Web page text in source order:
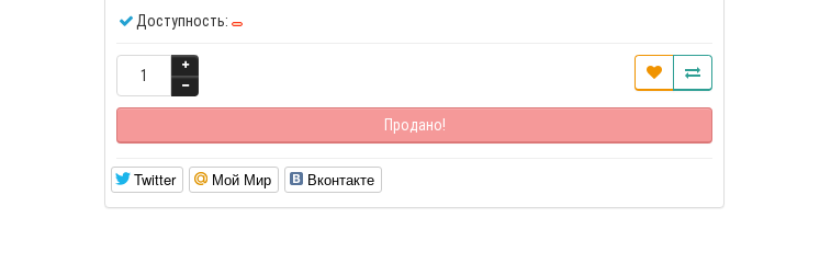
Доступность:
Продано!
Twitter Мой Мир Вконтакте